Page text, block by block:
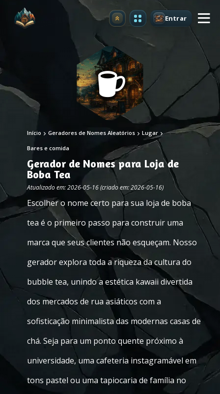
Atualizar Entrar
Início Geradores de Nomes Aleatórios Lugar
Bares e comida
Gerador de Nomes para Loja de
Boba Tea
Atualizado em: 2026-05-16 (criado em: 2026-05-16)
Escolher o nome certo para sua loja de boba
tea é o primeiro passo para construir uma
marca que seus clientes não esqueçam. Nosso
gerador explora toda a riqueza da cultura do
bubble tea, unindo a estética kawaii divertida
dos mercados de rua asiáticos com a
sofisticação minimalista das modernas casas de
chá. Seja para um ponto quente próximo à
universidade, uma cafeteria instagramável em
tons pastel ou uma tapiocaria de família no